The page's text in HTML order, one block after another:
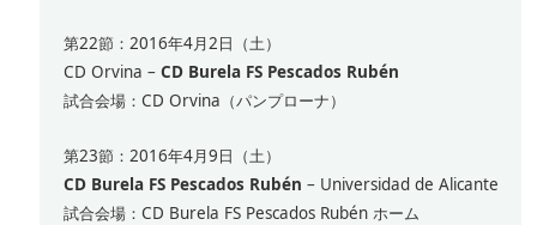
第22節：2016年4月2日（土）
CD Orvina –CD Burela FS Pescados Rubén
試合会場：CD Orvina（パンプローナ）
第23節：2016年4月9日（土）
CD Burela FS Pescados Rubén – Universidad de Alicante
試合会場：CD Burela FS Pescados Rubén ホーム